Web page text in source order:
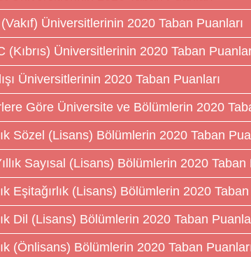
Üniversitlerinin 2020 Taban Puanları
(Kıbrıs) Üniversitlerinin 2020 Taban
Üniversitlerinin 2020 Taban Puanları
Göre Üniversite ve Bölümlerin 2020
Sözel (Lisans) Bölümlerin 2020 Taban
Sayısal (Lisans) Bölümlerin 2020 Taban
Eşitağırlık (Lisans) Bölümlerin 2020
Dil (Lisans) Bölümlerin 2020 Taban
(Önlisans) Bölümlerin 2020 Taban